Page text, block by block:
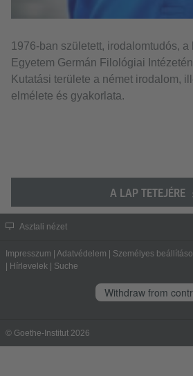
1976-ban született, irodalomtudós,
Egyetem Germán Filológiai
Kutatási területe a német irodalom,
elmélete és gyakorlata.
A LAP TETEJÉRE
Asztali nézet
Impresszum | Adatvédelem | Személyes
| Hírlevelek | Suche
Withdraw from
© Goethe-Institut 2026